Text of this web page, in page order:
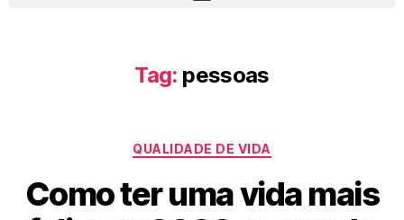
Tag: pessoas
QUALIDADE DE VIDA
Como ter uma vida mais